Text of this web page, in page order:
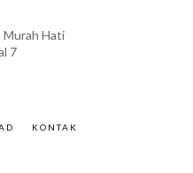
Murah Hati
7
KONTAK